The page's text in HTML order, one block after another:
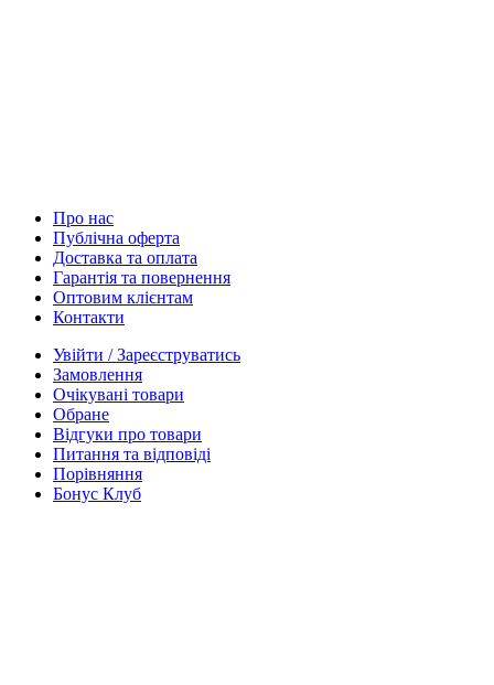
Про нас
Публічна оферта
Доставка та оплата
Гарантія та повернення
Оптовим клієнтам
Контакти
Увійти / Зареєструватись
Замовлення
Очікувані товари
Обране
Відгуки про товари
Питання та відповіді
Порівняння
Бонус Клуб